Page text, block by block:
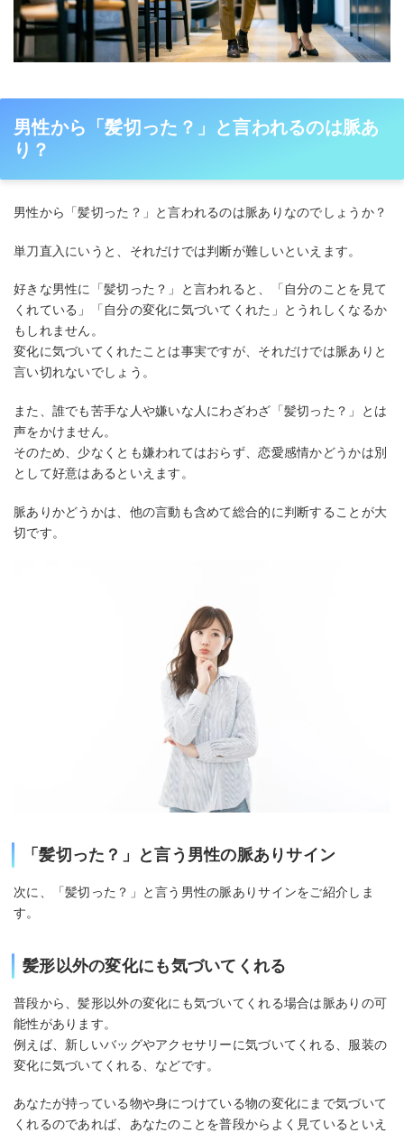
男性から「髪切った？」と言われるのは脈あ
り？
男性から「髪切った？」と言われるのは脈ありなのでしょうか？
単刀直入にいうと、それだけでは判断が難しいといえます。
好きな男性に「髪切った？」と言われると、「自分のことを見て
くれている」「自分の変化に気づいてくれた」とうれしくなるか
もしれません。
変化に気づいてくれたことは事実ですが、それだけでは脈ありと
言い切れないでしょう。
また、誰でも苦手な人や嫌いな人にわざわざ「髪切った？」とは
声をかけません。
そのため、少なくとも嫌われてはおらず、恋愛感情かどうかは別
として好意はあるといえます。
脈ありかどうかは、他の言動も含めて総合的に判断することが大
切です。
「髪切った？」と言う男性の脈ありサイン
次に、「髪切った？」と言う男性の脈ありサインをご紹介しま
す。
髪形以外の変化にも気づいてくれる
普段から、髪形以外の変化にも気づいてくれる場合は脈ありの可
能性があります。
例えば、新しいバッグやアクセサリーに気づいてくれる、服装の
変化に気づいてくれる、などです。
あなたが持っている物や身につけている物の変化にまで気づいて
くれるのであれば、あなたのことを普段からよく見ているといえ